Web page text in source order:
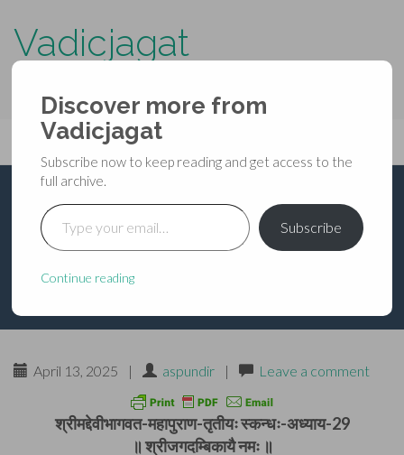
Vadicjagat
Primary
Menu
content
Vadicjagat
श्रीमद्देवीभागवत-महापुराण-
तृतीयः स्कन्धः-अध्याय-29
April 13, 2025 | aspundir | Leave a comment
श्रीमद्देवीभागवत-महापुराण-तृतीयः स्कन्धः-अध्याय-29
॥ श्रीजगदम्बिकायै नमः ॥
Discover more from
Vadicjagat
Subscribe now to keep reading and get access to the
full archive.
Type your email…
Subscribe
Continue reading